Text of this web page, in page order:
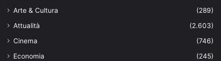
Arte & Cultura
(289)
Attualità
(2.603)
Cinema
(746)
Economia
(245)